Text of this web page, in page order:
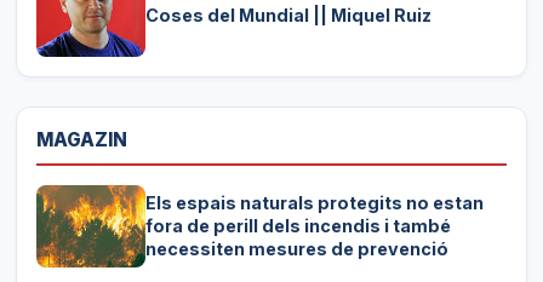
Coses del Mundial || Miquel Ruiz
MAGAZIN
Els espais naturals protegits no estan
fora de perill dels incendis i també
necessiten mesures de prevenció